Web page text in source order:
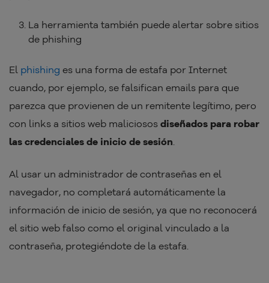
La herramienta también puede alertar sobre sitios
de phishing
El phishing es una forma de estafa por Internet
cuando, por ejemplo, se falsifican emails para que
parezca que provienen de un remitente legítimo, pero
con links a sitios web maliciosos diseñados para robar
las credenciales de inicio de sesión
Al usar un administrador de contraseñas en el
navegador, no completará automáticamente la
información de inicio de sesión, ya que no reconocerá
el sitio web falso como el original vinculado a la
contraseña, protegiéndote de la estafa.